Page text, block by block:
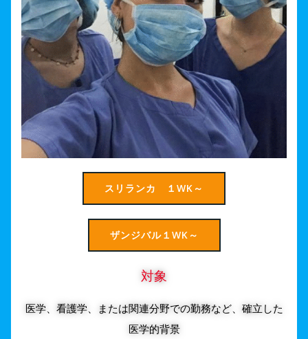
スリランカ １WK～
ザンジバル１WK～
対象
医学、看護学、または関連分野での勤務など、確立した
医学的背景